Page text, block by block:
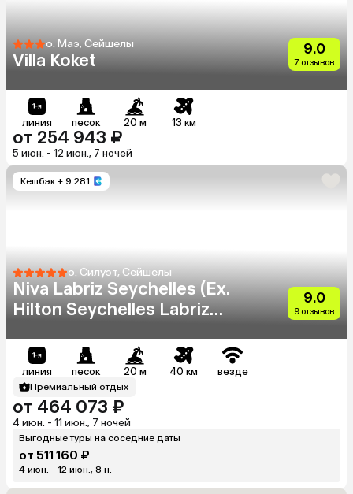
о. Маэ, Сейшелы
Villa Koket
9.0
7 отзывов
линия песок 20 м 13 км
от 254 943 ₽
5 июн. - 12 июн., 7 ночей
Кешбэк + 9 281
о. Силуэт, Сейшелы
Niva Labriz Seychelles (Ex.
Hilton Seychelles Labriz
9.0
9 отзывов
линия песок 20 м 40 км везде
Премиальный отдых
от 464 073 ₽
4 июн. - 11 июн., 7 ночей
Выгодные туры на соседние даты
от 511 160 ₽
4 июн. - 12 июн., 8 н.